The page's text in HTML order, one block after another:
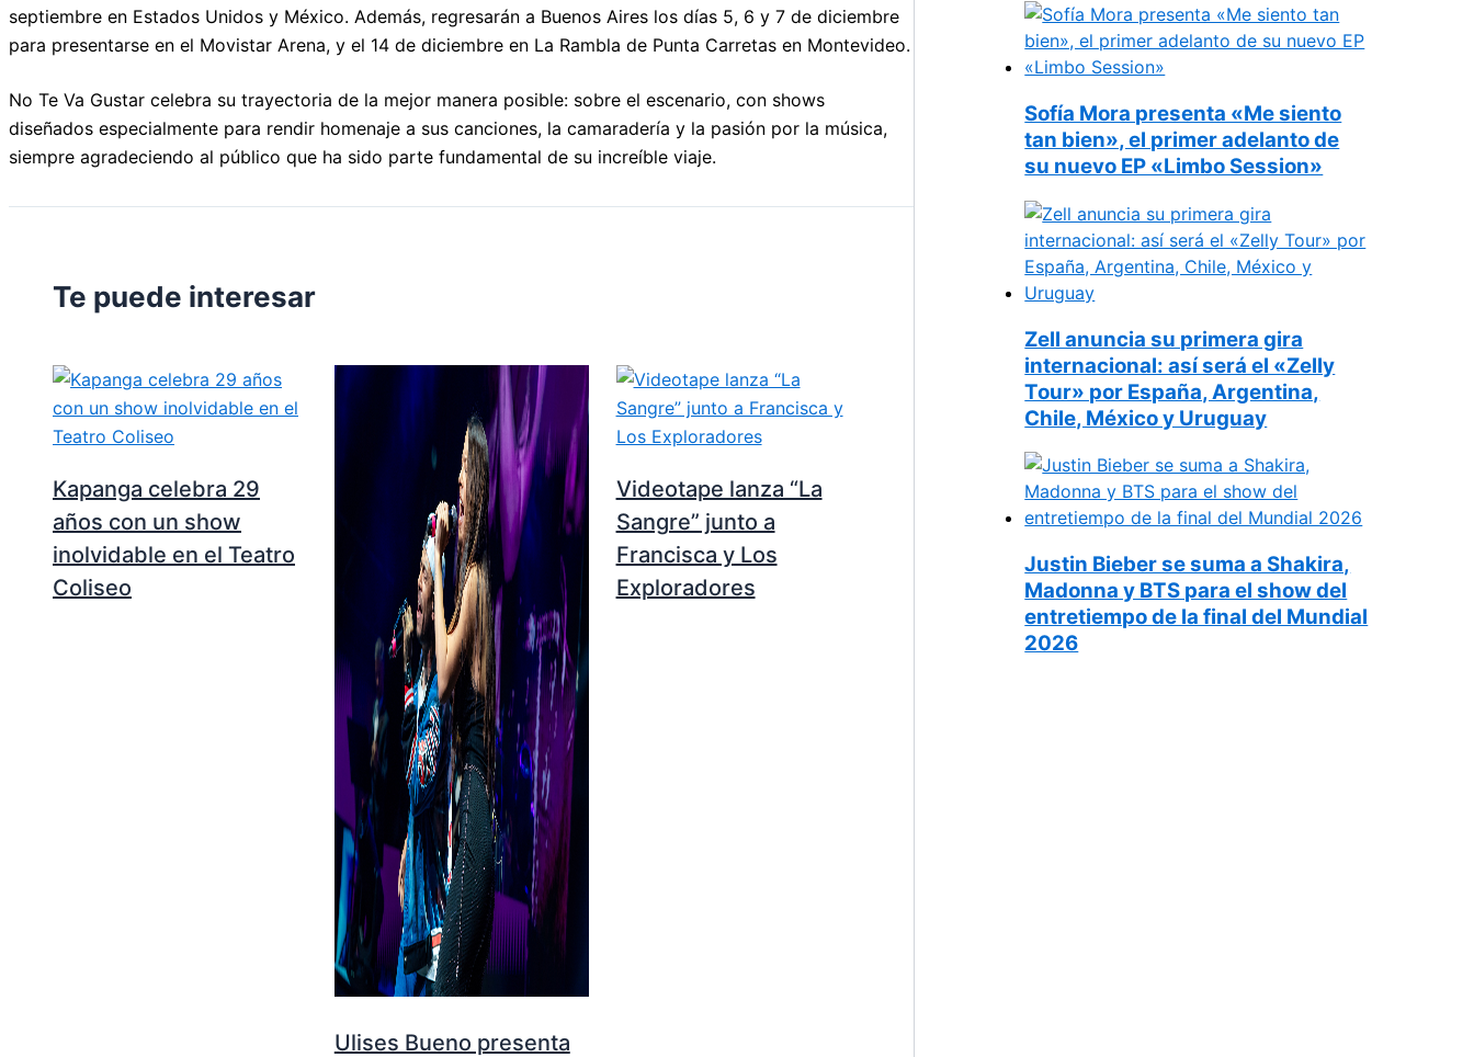
septiembre en Estados Unidos y México. Además, regresarán a Buenos Aires los días 5, 6 y 7 de diciembre
para presentarse en el Movistar Arena, y el 14 de diciembre en La Rambla de Punta Carretas en Montevideo.
No Te Va Gustar celebra su trayectoria de la mejor manera posible: sobre el escenario, con shows
diseñados especialmente para rendir homenaje a sus canciones, la camaradería y la pasión por la música,
siempre agradeciendo al público que ha sido parte fundamental de su increíble viaje.
Te puede interesar
Kapanga celebra 29
años con un show
inolvidable en el Teatro
Coliseo
Ulises Bueno presenta
Videotape lanza “La
Sangre” junto a
Francisca y Los
Exploradores
Sofía Mora presenta «Me siento
tan bien», el primer adelanto de
su nuevo EP «Limbo Session»
Zell anuncia su primera gira
internacional: así será el «Zelly
Tour» por España, Argentina,
Chile, México y Uruguay
Justin Bieber se suma a Shakira,
Madonna y BTS para el show del
entretiempo de la final del Mundial
2026